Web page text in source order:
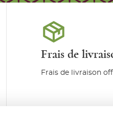
Frais de
Frais de livraison